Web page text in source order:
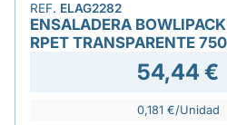
REF. ELAG2282
ENSALADERA
RPET TRANSPARENTE
54,44 €
0,181 €/Unidad